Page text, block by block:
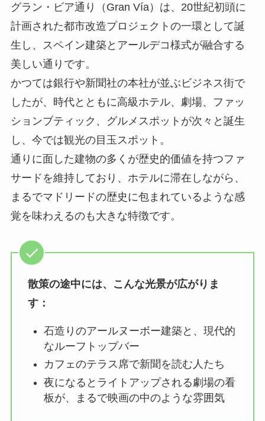
グラン・ビア通り（Gran Vía）は、20世紀初頭に
計画された都市改造プロジェクトの一環として誕
生し、スペイン建築とアールデコ様式が融合する
美しい通りです。
かつては銀行や新聞社の本社が並ぶビジネス街で
したが、時代とともに高級ホテル、劇場、ファッ
ションブティック、グルメスポットが次々と誕生
し、今では観光の目玉スポット。
通りに面した建物の多くが歴史的価値を持つファ
サードを維持しており、ホテルに滞在しながら、
まるでマドリードの歴史に包まれているような感
覚を味わえるのも大きな特徴です。
散策の途中には、こんな光景が広がりま
す：
石造りのアールヌーボー建築と、現代的
なルーフトップバー
カフェのテラス席で新聞を読む人たち
夜になるとライトアップされる劇場の看
板が、まるで映画の中のような雰囲気